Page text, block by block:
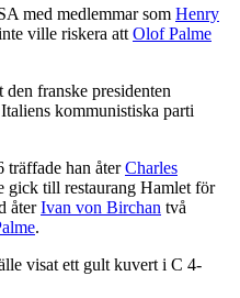
med medlemmar som Henry
ville riskera att Olof Palme
den franske presidenten
kommunistiska parti
träffade han återCharles
gick till restaurang Hamlet för
återIvan von Birchan två
.
visat ett gult kuvert i C 4-